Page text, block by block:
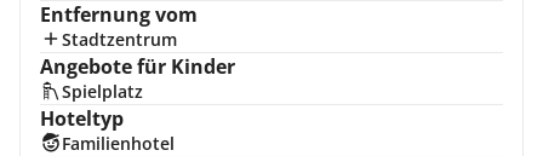
Entfernung vom
Stadtzentrum
Angebote für Kinder
Spielplatz
Hoteltyp
Familienhotel